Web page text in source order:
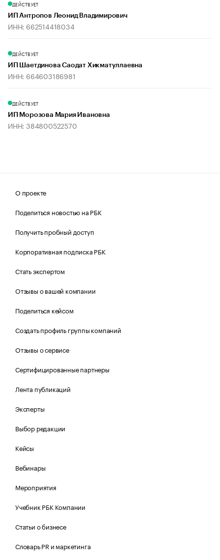
ДЕЙСТВУЕТ
ИП Антропов Леонид Владимирович
ИНН: 662514418034
ДЕЙСТВУЕТ
ИП Шаетдинова Саодат Хикматуллаевна
ИНН: 664603186981
ДЕЙСТВУЕТ
ИП Морозова Мария Ивановна
ИНН: 384800522570
О проекте
Поделиться новостью на РБК
Получить пробный доступ
Корпоративная подписка РБК
Стать экспертом
Отзывы о вашей компании
Поделиться кейсом
Создать профиль группы компаний
Отзывы о сервисе
Сертифицированные партнеры
Лента публикаций
Эксперты
Выбор редакции
Кейсы
Вебинары
Мероприятия
Учебник РБК Компании
Статьи о бизнесе
Словарь PR и маркетинга